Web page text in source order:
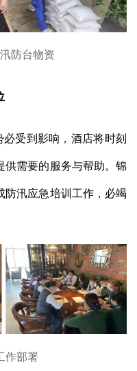
防台物资
必受到影响，酒店将时刻
供需要的服务与帮助。锦
防汛应急培训工作，必竭
作部署